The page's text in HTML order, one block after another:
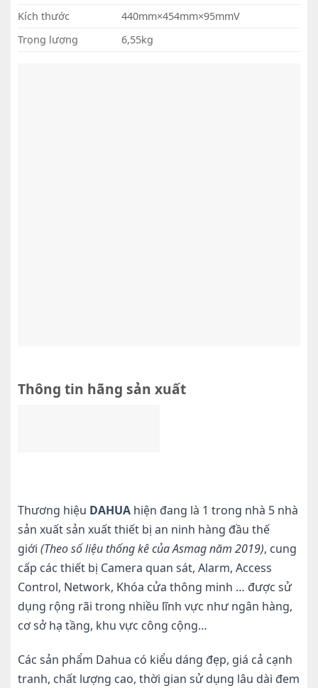
Kích thước
440mm×454mm×95mmV
Trọng lượng
6,55kg
Thông tin hãng sản xuất
Thương hiệu DAHUAhiện đang là 1 trong nhà 5 nhà
sản xuất sản xuất thiết bị an ninh hàng đầu thế
giới (Theo số liệu thống kê của Asmag năm 2019), cung
cấp các thiết bị Camera quan sát, Alarm, Access
Control, Network, Khóa cửa thông minh … được sử
dụng rộng rãi trong nhiều lĩnh vực như ngân hàng,
cơ sở hạ tầng, khu vực công cộng…
Các sản phẩm Dahua có kiểu dáng đẹp, giá cả cạnh
tranh, chất lượng cao, thời gian sử dụng lâu dài đem